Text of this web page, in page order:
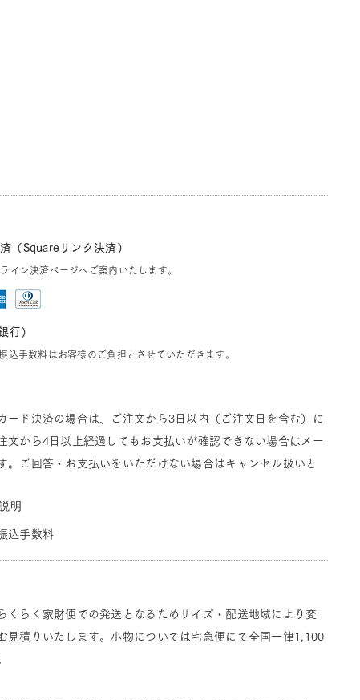
（Squareリンク決済）
イン決済ページへご案内いたします。
行）
込手数料はお客様のご負担とさせていただきます。
ード決済の場合は、ご注文から3日以内（ご注文日を含む）に
文から4日以上経過してもお支払いが確認できない場合はメー
。ご回答・お支払いをいただけない場合はキャンセル扱いと
明
込手数料
くらく家財便での発送となるためサイズ・配送地域により変
見積りいたします。小物については宅急便にて全国一律1,100